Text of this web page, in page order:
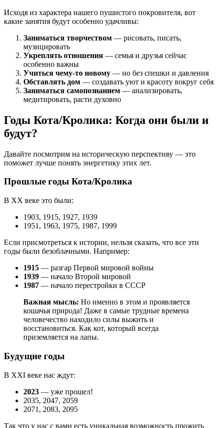
Исходя из характера нашего пушистого покровителя, вот
какие занятия будут особенно удачливы:
Заниматься творчеством — рисовать, писать,
музицировать
Укреплять отношения — семья и друзья сейчас
особенно важны
Учиться чему-то новому — но без спешки и давления
Обставлять дом — создавать уют и красоту вокруг себя
Заниматься самопознанием — анализировать,
медитировать, расти духовно
Годы Кота/Кролика: Когда они были и
будут?
Давайте посмотрим на историческую перспективу — это
поможет лучше понять энергетику этих лет.
Прошлые годы Кота/Кролика
В XX веке это были:
1903, 1915, 1927, 1939
1951, 1963, 1975, 1987, 1999
Если присмотреться к истории, нельзя сказать, что все эти
годы были безоблачными. Например:
1915 — разгар Первой мировой войны
1939 — начало Второй мировой
1987 — начало перестройки в СССР
Важная мысль: Но именно в этом и проявляется
кошачья природа! Даже в самые трудные времена
человечество находило силы выжить и
восстановиться. Как кот, который всегда
приземляется на лапы.
Будущие годы
В XXI веке нас ждут:
2023 — уже прошел!
2035, 2047, 2059
2071, 2083, 2095
Так что у нас с вами есть уникальная возможность прожить